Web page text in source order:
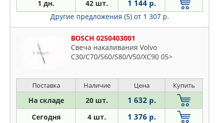
HYUNDAI-KIA
JAGUAR
JAPANPARTS
JAPKO
KRAUF
LAND ROVER
Jeep
Land Rover
Mercedes
Mitsubishi
Nissan
1 дн. 42 шт. 1 144 р.
Другие предложения (5) от 1 307 р.
BOSCH 0250403001
Свеча накаливания Volvo
C30/C70/S60/S80/V50/XC90 05>
Поставка Наличие Цена Купить
На складе 20 шт. 1 632 р.
Сегодня 4 шт. 1 376 р.